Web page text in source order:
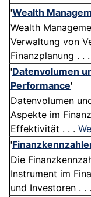
'Wealth
Wealth
Verwaltung von
Finanzplanung . . .
'Datenvolumen
Performance'
Datenvolumen
Aspekte im
Effektivität . . .
'
Die
Instrument im
und Investoren . . .